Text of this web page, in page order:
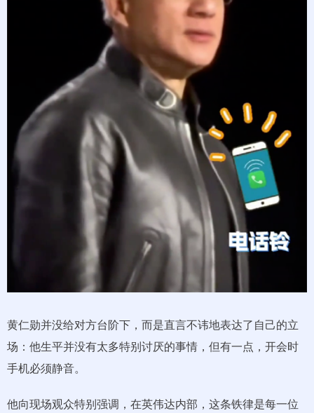
黄仁勋并没给对方台阶下，而是直言不讳地表达了自己的立
场：他生平并没有太多特别讨厌的事情，但有一点，开会时
手机必须静音。
他向现场观众特别强调，在英伟达内部，这条铁律是每一位